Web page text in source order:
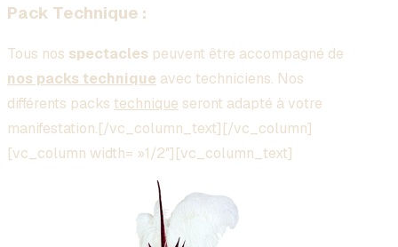
Pack Technique :
Tous nos spectacles peuvent être accompagné de
nos packs technique avec techniciens. Nos
différents packs technique seront adapté à votre
manifestation.[/vc_column_text][/vc_column]
[vc_column width= »1/2″][vc_column_text]